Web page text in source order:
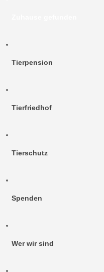
Tierpension
Tierfriedhof
Tierschutz
Spenden
Wer wir sind